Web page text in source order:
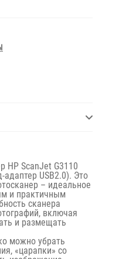
HP ScanJet G3110
USB2.0). Это
– идеальное
и практичным
сканера
включая
и размещать
можно убрать
«царапки» со